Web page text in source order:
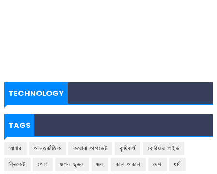
TECHNOLOGY
TAGS
আধার আন্তর্জাতিক করোনা আপডেট কৃষিকর্ম
কেরিয়ার গাইড
ক্রিকেট
খেলা গুগল ডুডল জব জানা অজানা দেশ
ধর্ম